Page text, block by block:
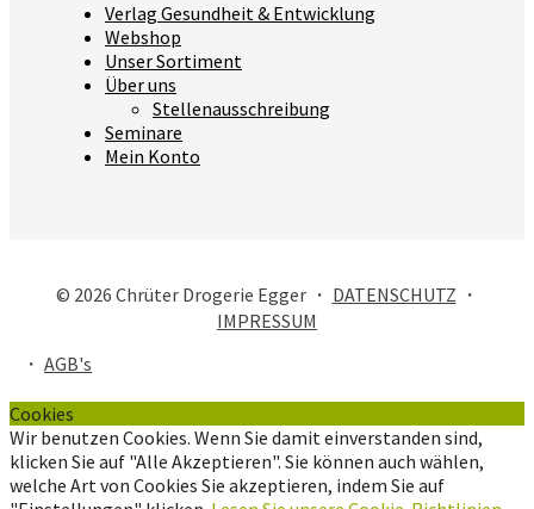
Verlag Gesundheit & Entwicklung
Webshop
Unser Sortiment
Über uns
Stellenausschreibung
Seminare
Mein Konto
© 2026 Chrüter Drogerie Egger ・ DATENSCHUTZ ・
IMPRESSUM
・ AGB's
Cookies
Wir benutzen Cookies. Wenn Sie damit einverstanden sind,
klicken Sie auf "Alle Akzeptieren". Sie können auch wählen,
welche Art von Cookies Sie akzeptieren, indem Sie auf